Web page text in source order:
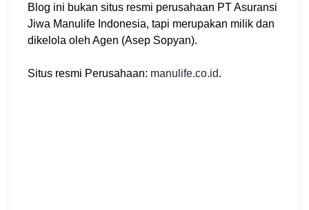
Blog ini bukan situs resmi perusahaan PT Asuransi
Jiwa Manulife Indonesia, tapi merupakan milik dan
dikelola oleh Agen (Asep Sopyan).
Situs resmi Perusahaan: manulife.co.id.